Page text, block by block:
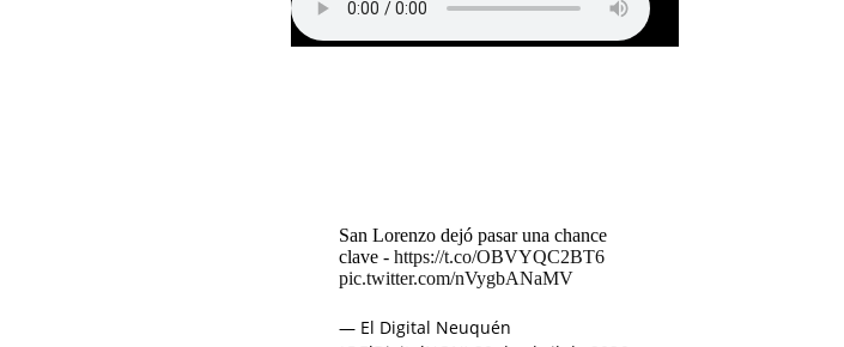
San Lorenzo dejó pasar una chance
clave - https://t.co/OBVYQC2BT6
pic.twitter.com/nVygbANaMV
— El Digital Neuquén